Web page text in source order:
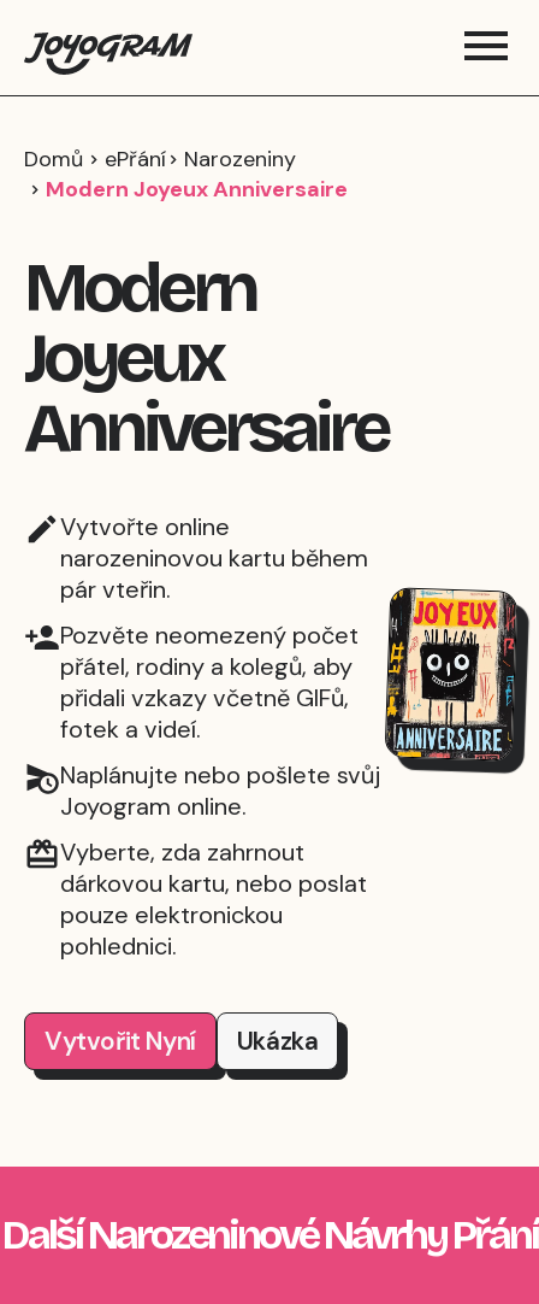
Domů ePřání
Narozeniny
Modern Joyeux Anniversaire
Modern
Joyeux
Anniversaire
Vytvořte online
narozeninovou kartu během
pár vteřin.
Pozvěte neomezený počet
přátel, rodiny a kolegů, aby
přidali vzkazy včetně GIFů,
fotek a videí.
Naplánujte nebo pošlete svůj
Joyogram online.
Vyberte, zda zahrnout
dárkovou kartu, nebo poslat
pouze elektronickou
pohlednici.
Vytvořit Nyní Ukázka
Další Narozeninové Návrhy Přání